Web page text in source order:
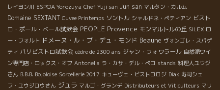
レイヨン川 ESPOA Yorozuya Chef Yuji san Jun san マルタン・カルム
Domaine SEXTANT Cuvee Printemps ソントル シャルドネ・ペティアン ビスト
ロ・ポール・ベール試飲会 PEOPLE Provence モンマルトルの丘 SILEX ロ
ー・フォルト ドメーヌ・ル・ブ・デュ・モンド Beaune ヴォンゴレ・スパゲ
ティ パリビストロ試飲会 cèdre de 2300 ans ジャン・フォワラール 自然派ワイ
ン専門店・ロックス・オフ Antonella ラ・カサ・デル・ぺロ stands 料理人ユウジ
さん B.B.B. Bojoloise Sorcellerie 2017 キューヴェ・ビストロロジ Diak 寿司シェ
フ・ユウジロウさん ジュラ マルゴ・グランデ Distributeurs et Viticulteurs マリ